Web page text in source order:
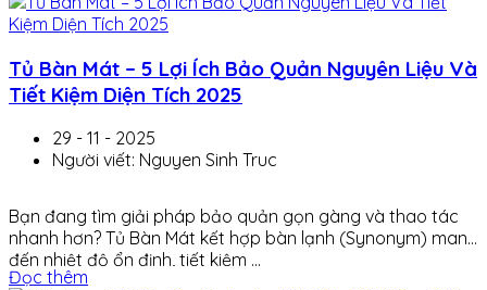
Tủ Bàn Mát – 5 Lợi Ích Bảo Quản Nguyên Liệu Và
Tiết Kiệm Diện Tích 2025
29 - 11 - 2025
Người viết: Nguyen Sinh Truc
Bạn đang tìm giải pháp bảo quản gọn gàng và thao tác
nhanh hơn? Tủ Bàn Mát kết hợp bàn lạnh (Synonym) mang
đến nhiệt độ ổn định, tiết kiệm ...
Đọc thêm